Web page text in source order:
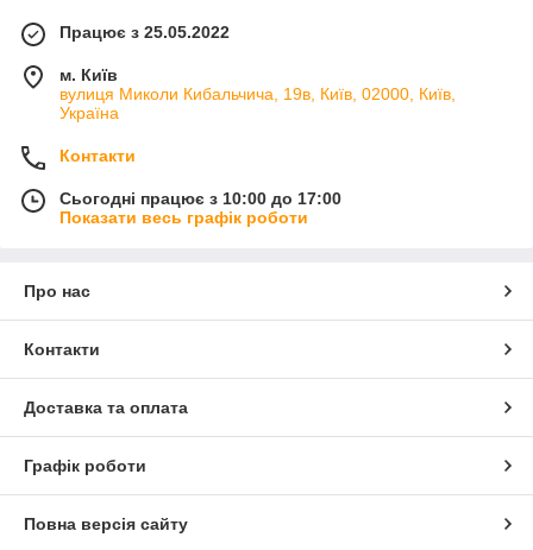
Працює з 25.05.2022
м. Київ
вулиця Миколи Кибальчича, 19в, Київ, 02000, Київ,
Україна
Контакти
Сьогодні працює з 10:00 до 17:00
Показати весь графік роботи
Про нас
Контакти
Доставка та оплата
Графік роботи
Повна версія сайту